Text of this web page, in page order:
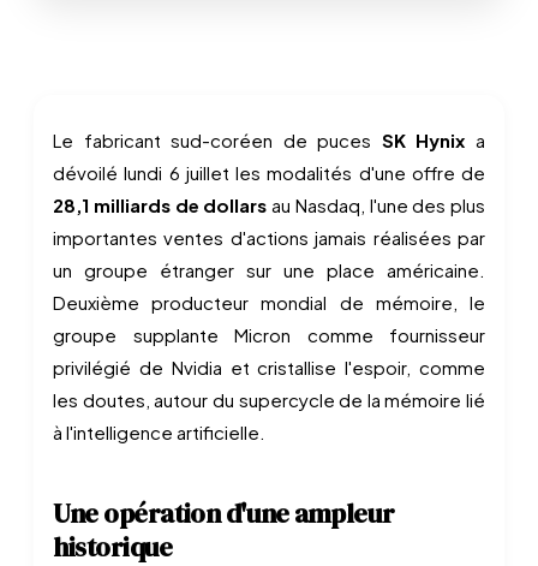
Le fabricant sud-coréen de puces SK Hynix a
dévoilé lundi 6 juillet les modalités d'une offre de
28,1 milliards de dollars au Nasdaq, l'une des plus
importantes ventes d'actions jamais réalisées par
un groupe étranger sur une place américaine.
Deuxième producteur mondial de mémoire, le
groupe supplante Micron comme fournisseur
privilégié de Nvidia et cristallise l'espoir, comme
les doutes, autour du supercycle de la mémoire lié
à l'intelligence artificielle.
Une opération d'une ampleur
historique